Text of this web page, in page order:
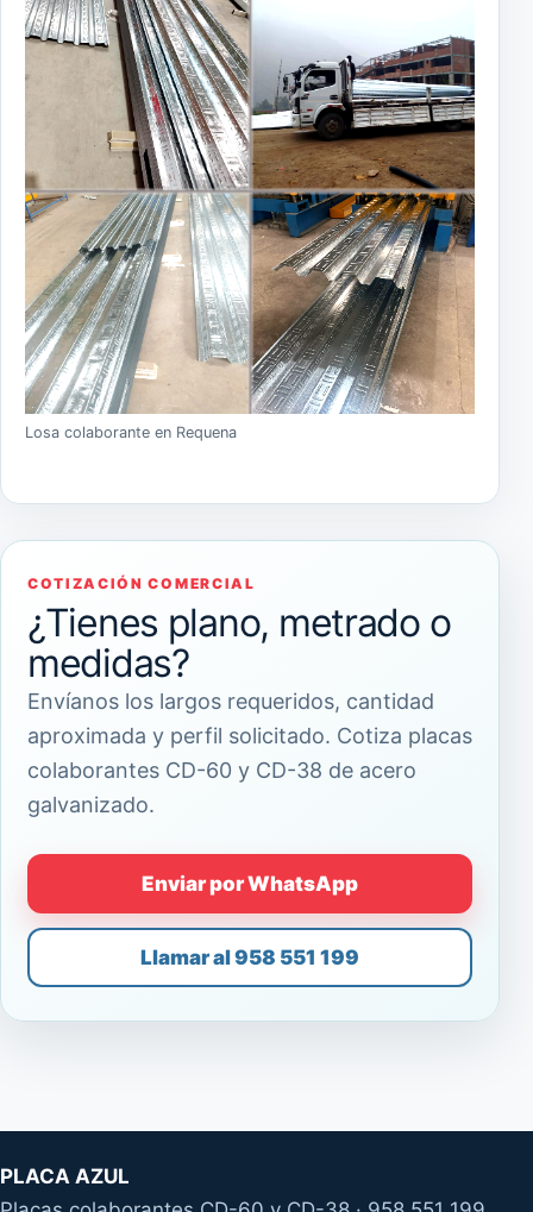
Losa colaborante en Requena
COTIZACIÓN COMERCIAL
¿Tienes plano, metrado o
medidas?
Envíanos los largos requeridos, cantidad
aproximada y perfil solicitado. Cotiza placas
colaborantes CD-60 y CD-38 de acero
galvanizado.
Enviar por WhatsApp
Llamar al 958 551 199
PLACA AZUL